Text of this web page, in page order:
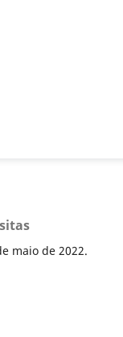
maio de 2022.